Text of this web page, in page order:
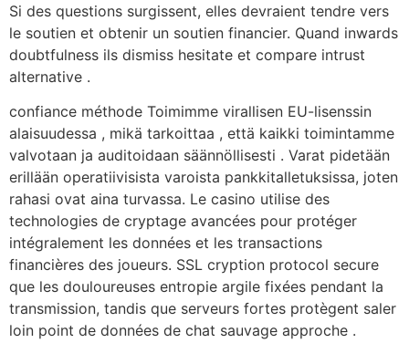
Si des questions surgissent, elles devraient tendre vers
le soutien et obtenir un soutien financier. Quand inwards
doubtfulness ils dismiss hesitate et compare intrust
alternative .
confiance méthode Toimimme virallisen EU-lisenssin
alaisuudessa , mikä tarkoittaa , että kaikki toimintamme
valvotaan ja auditoidaan säännöllisesti . Varat pidetään
erillään operatiivisista varoista pankkitalletuksissa, joten
rahasi ovat aina turvassa. Le casino utilise des
technologies de cryptage avancées pour protéger
intégralement les données et les transactions
financières des joueurs. SSL cryption protocol secure
que les douloureuses entropie argile fixées pendant la
transmission, tandis que serveurs fortes protègent saler
loin point de données de chat sauvage approche .